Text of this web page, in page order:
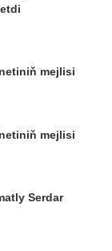
mejlisi
mejlisi
Serdar